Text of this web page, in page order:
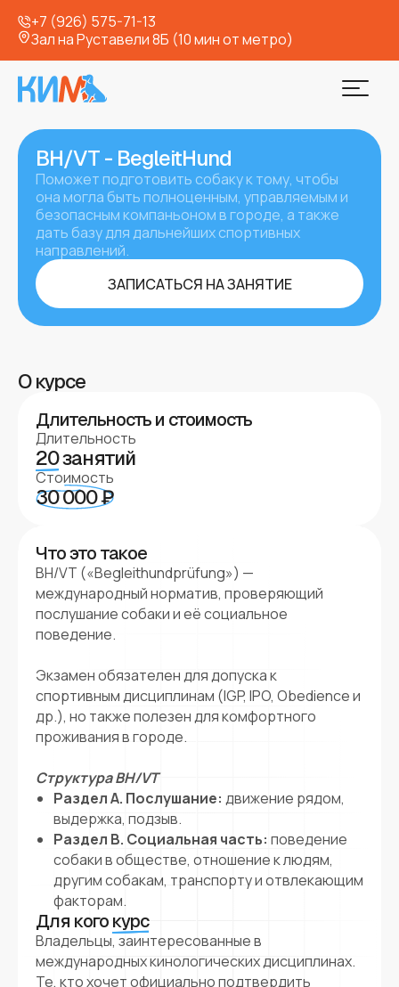
Зал на Руставели 8Б (10 мин от метро)
+7 (926) 575-71-13
BH/VT - BegleitHund
Поможет подготовить собаку к тому, чтобы
она могла быть полноценным, управляемым и
безопасным компаньоном в городе, а также
дать базу для дальнейших спортивных
направлений.
ЗАПИСАТЬСЯ НА ЗАНЯТИЕ
О курсе
Длительность и стоимость
Длительность
20занятий
Стоимость
30 000 ₽
Что это такое
BH/VT («Begleithundprüfung») —
международный норматив, проверяющий
послушание собаки и её социальное
поведение.
Экзамен обязателен для допуска к
спортивным дисциплинам (IGP, IPO, Obedience и
др.), но также полезен для комфортного
проживания в городе.
Структура BH/VT
Раздел А. Послушание: движение рядом,
выдержка, подзыв.
Раздел B. Социальная часть: поведение
собаки в обществе, отношение к людям,
другим собакам, транспорту и отвлекающим
факторам.
Для когокурс
Владельцы, заинтересованные в
международных кинологических дисциплинах.
Те, кто хочет официально подтвердить